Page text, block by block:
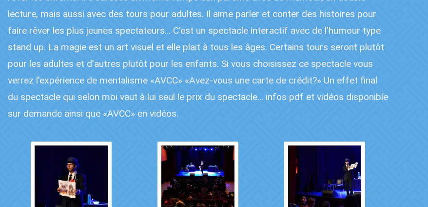
lecture, mais aussi avec des tours pour adultes. Il aime parler et conter des histoires pour
faire rêver les plus jeunes spectateurs… C’est un spectacle interactif avec de l’humour type
stand up. La magie est un art visuel et elle plait à tous les âges. Certains tours seront plutôt
pour les adultes et d’autres plutôt pour les enfants. Si vous choisissez ce spectacle vous
verrez l’expérience de mentalisme «AVCC» «Avez-vous une carte de crédit?» Un effet final
du spectacle qui selon moi vaut à lui seul le prix du spectacle… infos pdf et vidéos disponible
sur demande ainsi que «AVCC» en vidéos.